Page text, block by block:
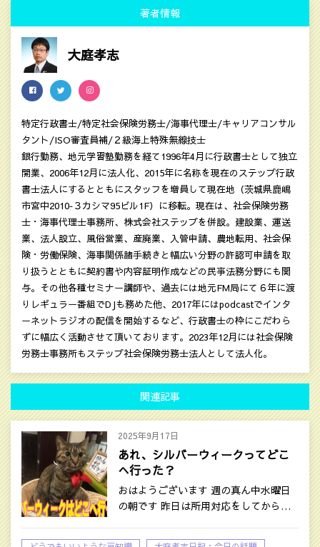
著者情報
大庭孝志
特定行政書士/特定社会保険労務士/海事代理士/キャリアコンサル
タント/ISO審査員補/２級海上特殊無線技士
銀行勤務、地元学習塾勤務を経て1996年4月に行政書士として独立
開業、2006年12月に法人化、2015年に名称を現在のステップ行政
書士法人にするとともにスタッフを増員して現在地（茨城県鹿嶋
市宮中2010‐３カシマ95ビル1F）に移転。現在は、社会保険労務
士・海事代理士事務所、株式会社ステップを併設。建設業、運送
業、法人設立、風俗営業、産廃業、入管申請、農地転用、社会保
険・労働保険、海事関係諸手続きと幅広い分野の許認可申請を取
り扱うとともに契約書や内容証明作成などの民亊法務分野にも関
与。その他各種セミナー講師や、過去には地元FM局にて６年に渡
りレギュラー番組でDJも務めた他、2017年にはpodcastでインタ
ーネットラジオの配信を開始するなど、行政書士の枠にこだわら
ずに幅広く活動させて頂いております。2023年12月には社会保険
労務士事務所もステップ社会保険労務士法人として法人化。
関連記事
2025年9月17日
あれ、シルバーウィークってどこ
へ行った？
おはようございます 週の真ん中水曜日
の朝です 昨日は所用対応をしてから…